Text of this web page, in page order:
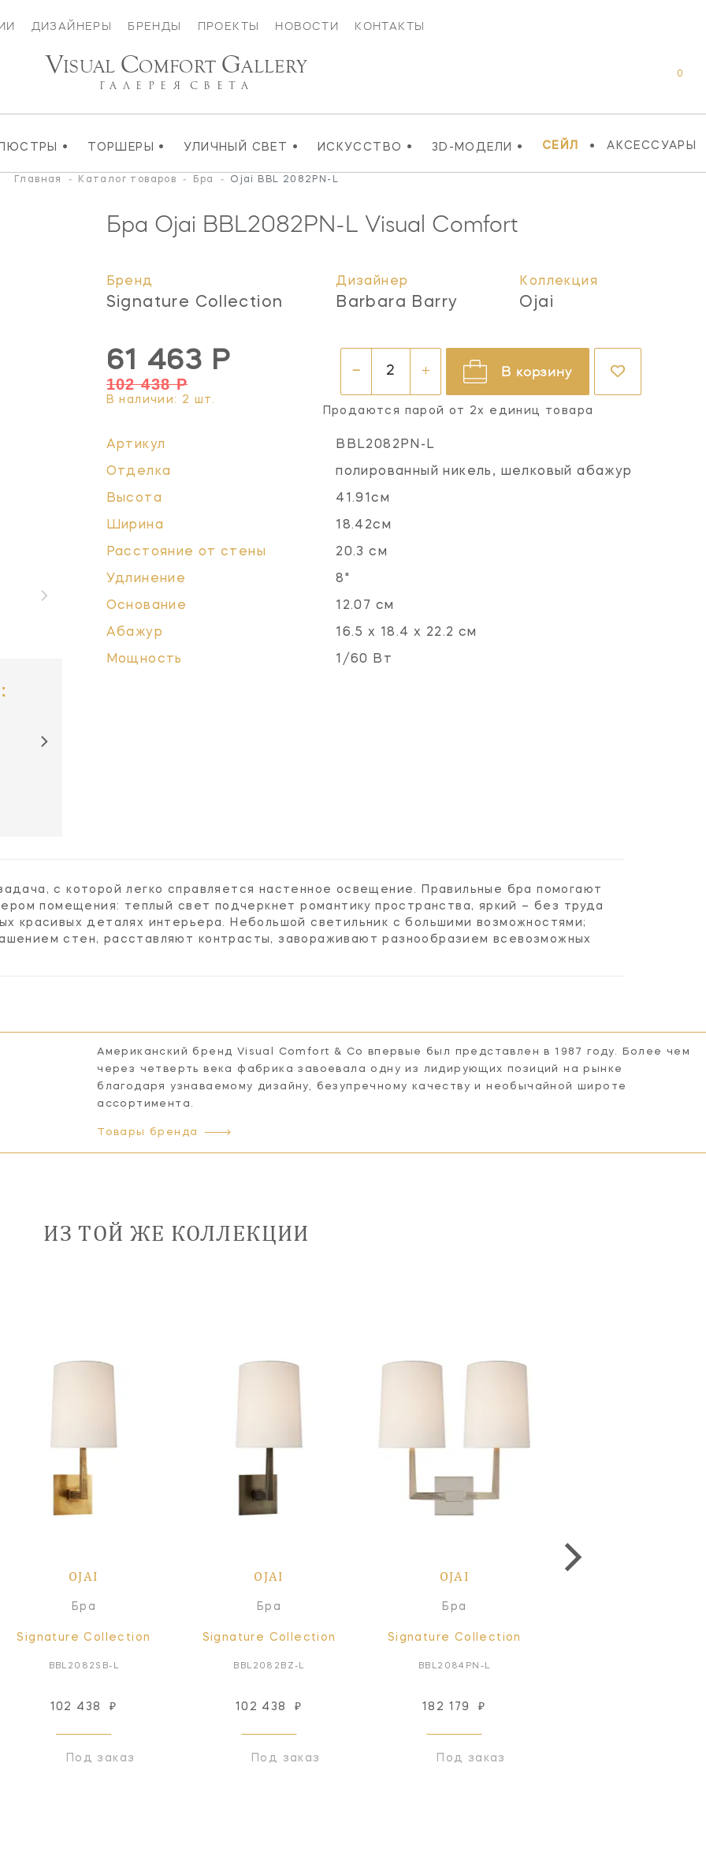
ДИЗАЙНЕРЫ БРЕНДЫ ПРОЕКТЫ НОВОСТИ КОНТАКТЫ
• ТОРШЕРЫ • УЛИЧНЫЙ СВЕТ • ИСКУССТВО • 3D-МОДЕЛИ • СЕЙЛ • АКСЕССУАРЫ
0
VISUAL COMFORT GALLERY
ГАЛЕРЕЯ СВЕТА
Главная - Каталог товаров - Бра - Ojai BBL 2082PN-L
Бра Ojai BBL2082PN-L Visual Comfort
Бренд
Signature Collection
Дизайнер
Barbara Barry
Коллекция
Ojai
61 463 Р
102 438 Р
В наличии: 2 шт.
В корзину
Продаются парой от 2х единиц товара
Артикул BBL2082PN-L
Отделка полированный никель, шелковый абажур
Высота 41.91см
Ширина 18.42см
Расстояние от стены 20.3 см
Удлинение 8"
Основание 12.07 см
Абажур 16.5 х 18.4 х 22.2 см
Мощность 1/60 Вт
с которой легко справляется настенное освещение. Правильные бра помогают
помещения: теплый свет подчеркнет романтику пространства, яркий – без труда
красивых деталях интерьера. Небольшой светильник с большими возможностями;
стен, расставляют контрасты, завораживают разнообразием всевозможных
Американский бренд Visual Comfort & Co впервые был представлен в 1987 году. Более чем
через четверть века фабрика завоевала одну из лидирующих позиций на рынке
благодаря узнаваемому дизайну, безупречному качеству и необычайной широте
ассортимента.
Товары бренда
ИЗ ТОЙ ЖЕ КОЛЛЕКЦИИ
OJAI
Бра
Signature Collection
BBL2082SB-L
102 438 ₽
Под заказ
OJAI
Бра
Signature Collection
BBL2082BZ-L
102 438 ₽
Под заказ
OJAI
Бра
Signature Collection
BBL2084PN-L
182 179 ₽
Под заказ